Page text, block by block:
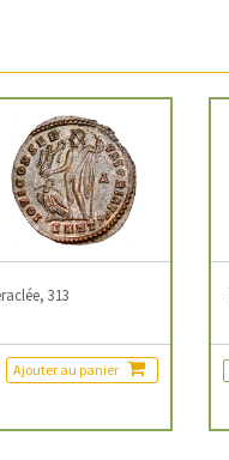
313
Ajouter au panier